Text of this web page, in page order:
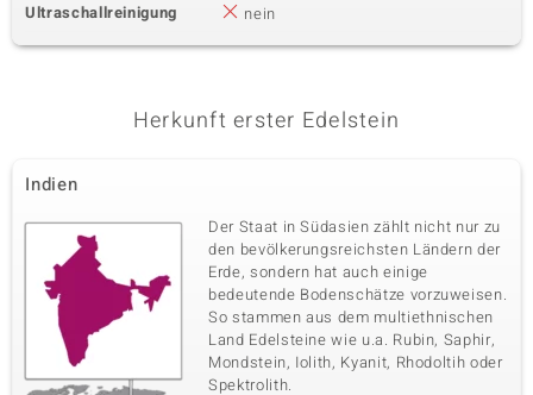
Ultraschallreinigung
nein
Herkunft erster Edelstein
Indien
Der Staat in Südasien zählt nicht nur zu
den bevölkerungsreichsten Ländern der
Erde, sondern hat auch einige
bedeutende Bodenschätze vorzuweisen.
So stammen aus dem multiethnischen
Land Edelsteine wie u.a. Rubin, Saphir,
Mondstein, Iolith, Kyanit, Rhodoltih oder
Spektrolith.